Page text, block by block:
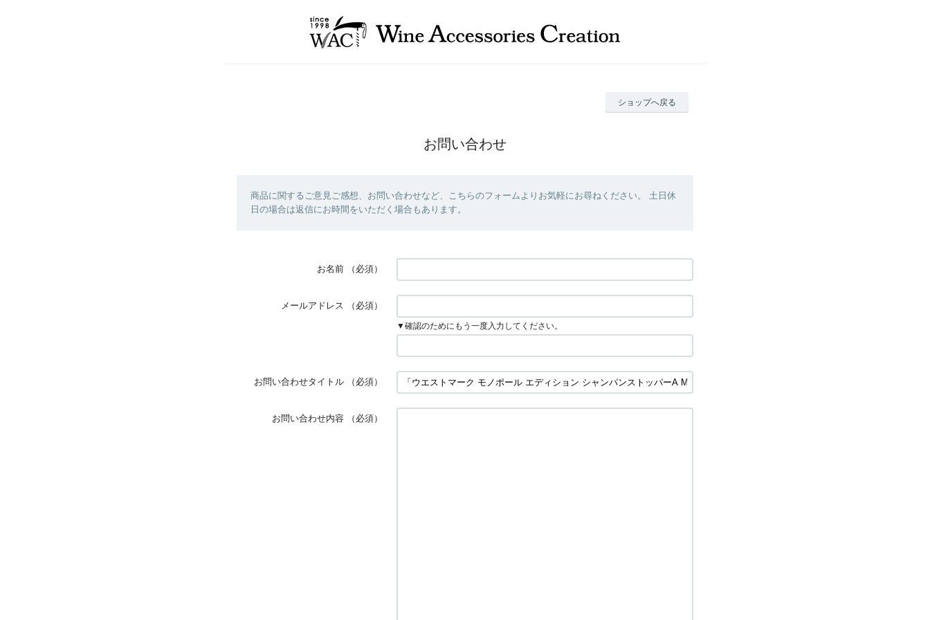
ショップへ戻る
お問い合わせ
商品に関するご意見ご感想、お問い合わせなど、こちらのフォームよりお気軽にお尋ねください。 土日休
日の場合は返信にお時間をいただく場合もあります。
お名前 （必須）
メールアドレス （必須）
▼確認のためにもう一度入力してください。
お問い合わせタイトル （必須）
お問い合わせ内容 （必須）